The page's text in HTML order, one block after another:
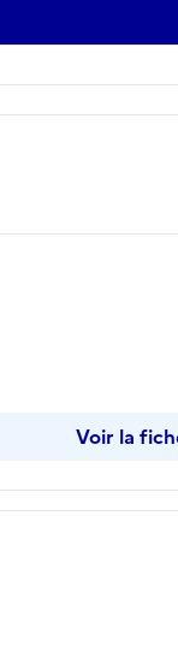
Voir la